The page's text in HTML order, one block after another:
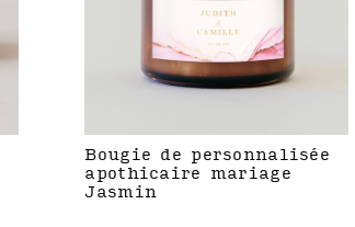
Bougie de personnalisée
apothicaire mariage
Jasmin